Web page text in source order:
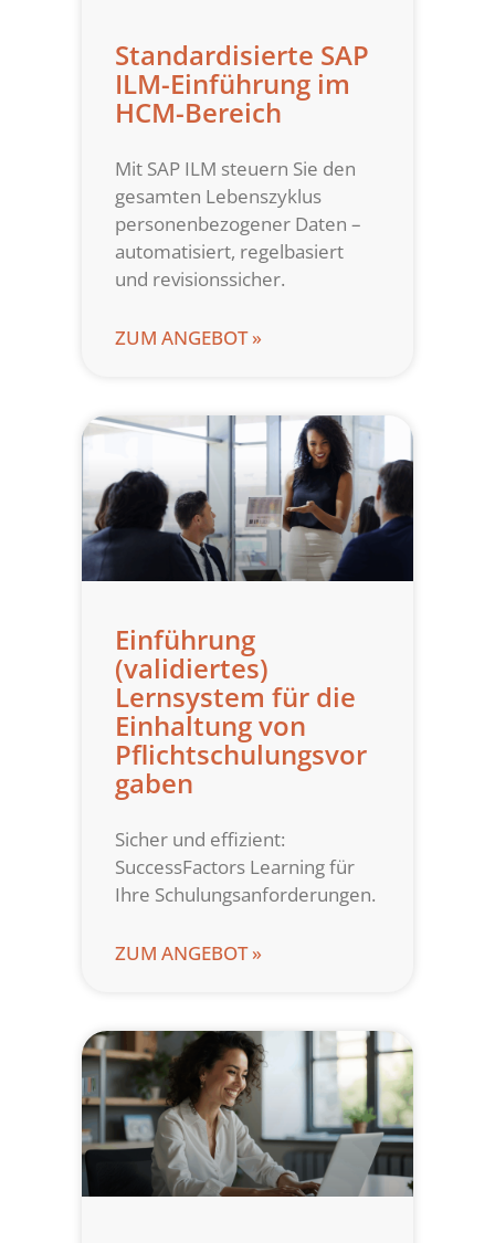
Standardisierte SAP
ILM-Einführung im
HCM-Bereich
Mit SAP ILM steuern Sie den
gesamten Lebenszyklus
personenbezogener Daten –
automatisiert, regelbasiert
und revisionssicher.
ZUM ANGEBOT »
Einführung
(validiertes)
Lernsystem für die
Einhaltung von
Pflichtschulungsvor
gaben
Sicher und effizient:
SuccessFactors Learning für
Ihre Schulungsanforderungen.
ZUM ANGEBOT »